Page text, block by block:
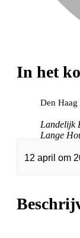
In het
Den Haag
Landelijk
Lange
12 april om